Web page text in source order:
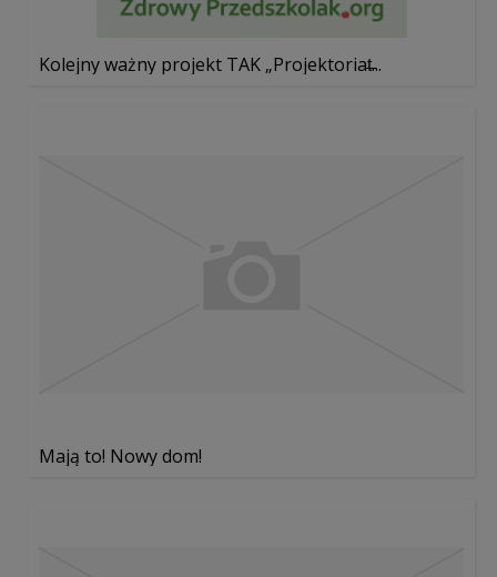
Kolejny ważny projekt TAK „Projektoriat̶...
Mają to! Nowy dom!